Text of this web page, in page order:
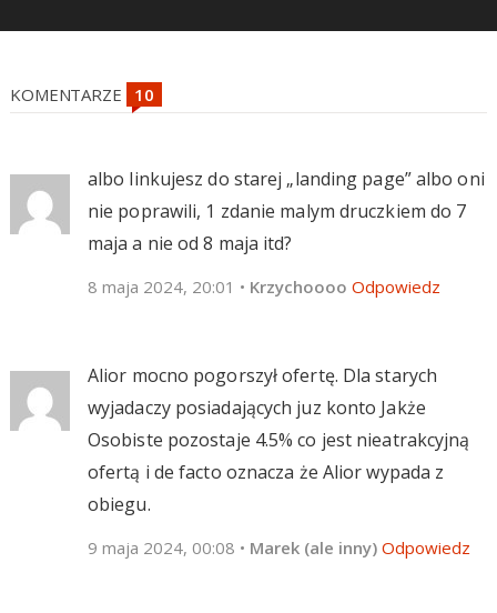
KOMENTARZE
albo linkujesz do starej „landing page” albo oni
nie poprawili, 1 zdanie malym druczkiem do 7
maja a nie od 8 maja itd?
8 maja 2024, 20:01 • Krzychoooo Odpowiedz
Alior mocno pogorszył ofertę. Dla starych
wyjadaczy posiadających juz konto Jakże
Osobiste pozostaje 4.5% co jest nieatrakcyjną
ofertą i de facto oznacza że Alior wypada z
obiegu.
9 maja 2024, 00:08 • Marek (ale inny) Odpowiedz